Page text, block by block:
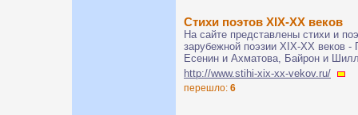
Стихи поэтов XIX-XX веков
На сайте представлены стихи и
зарубежной поэзии XIX-XX веков
Есенин и Ахматова, Байрон и
http://www.stihi-xix-xx-vekov.ru/
перешло: 6